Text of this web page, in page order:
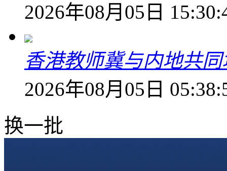
2026年08月05日
香港教师冀与内地共
2026年08月05日
换一批